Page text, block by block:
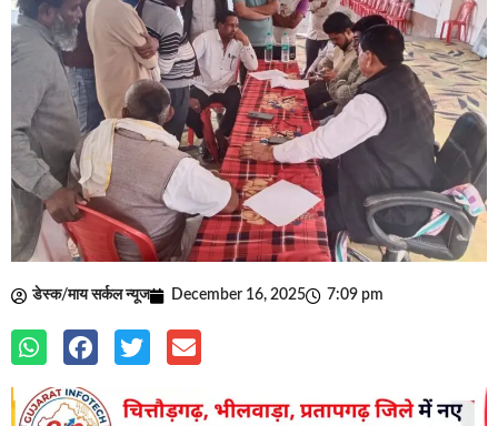
डेस्क/माय सर्कल न्यूज December 16, 2025 7:09 pm